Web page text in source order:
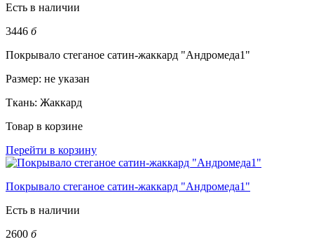
Есть в наличии
3446 б
Покрывало стеганое сатин-жаккард "Андромеда1"
Размер: не указан
Ткань: Жаккард
Товар в корзине
Перейти в корзину
Покрывало стеганое сатин-жаккард "Андромеда1"
Есть в наличии
2600 б